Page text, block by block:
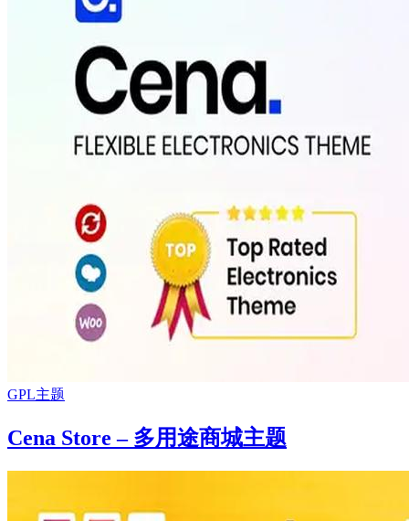
GPL主题
Cena Store – 多用途商城主题